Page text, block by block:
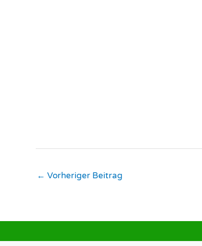
← Vorheriger Beitrag